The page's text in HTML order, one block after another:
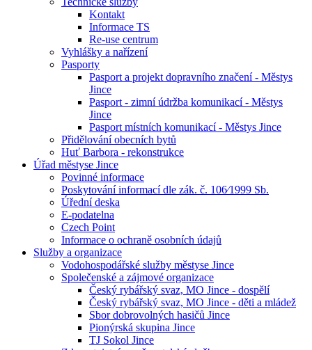
Kontakt
Informace TS
Re-use centrum
Vyhlášky a nařízení
Pasporty
Pasport a projekt dopravního značení - Městys
Jince
Pasport - zimní údržba komunikací - Městys
Jince
Pasport místních komunikací - Městys Jince
Přidělování obecních bytů
Huť Barbora - rekonstrukce
Úřad městyse Jince
Povinné informace
Poskytování informací dle zák. č. 106⁄1999 Sb.
Úřední deska
E-podatelna
Czech Point
Informace o ochraně osobních údajů
Služby a organizace
Vodohospodářské služby městyse Jince
Společenské a zájmové organizace
Český rybářský svaz, MO Jince - dospělí
Český rybářský svaz, MO Jince - děti a mládež
Sbor dobrovolných hasičů Jince
Pionýrská skupina Jince
TJ Sokol Jince